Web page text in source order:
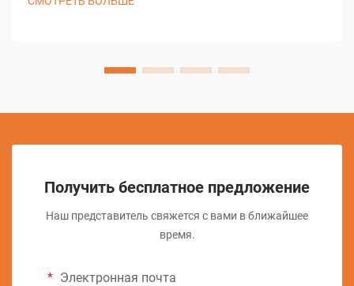
Получить бесплатное предложение
Наш представитель свяжется с вами в ближайшее
время.
Электронная почта